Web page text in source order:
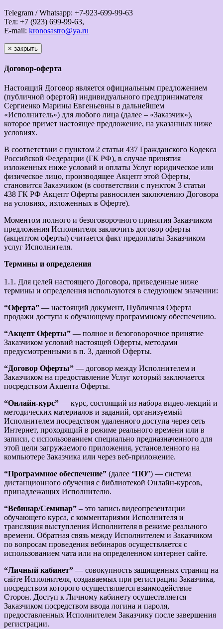
Telegram / Whatsapp: +7-923-699-99-63
Тел: +7 (923) 699-99-63,
E-mail: kronosastro@ya.ru
× закрыть
Договор-оферта
Настоящий Договор является официальным предложением
(публичной офертой) индивидуального предпринимателя
Сергиенко Марины Евгеньевны в дальнейшем
«Исполнитель») для любого лица (далее – «Заказчик»),
которое примет настоящее предложение, на указанных ниже
условиях.
В соответствии с пунктом 2 статьи 437 Гражданского Кодекса
Российской Федерации (ГК РФ), в случае принятия
изложенных ниже условий и оплаты Услуг юридическое или
физическое лицо, производящее Акцепт этой Оферты,
становится Заказчиком (в соответствии с пунктом 3 статьи
438 ГК РФ Акцепт Оферты равносилен заключению Договора
на условиях, изложенных в Оферте).
Моментом полного и безоговорочного принятия Заказчиком
предложения Исполнителя заключить договор оферты
(акцептом оферты) считается факт предоплаты Заказчиком
услуг Исполнителя.
Термины и определения
1.1. Для целей настоящего Договора, приведенные ниже
термины и определения используются в следующем значении:
“Оферта” — настоящий документ, Публичная Оферта
продажи доступа к обучающему программному обеспечению.
“Акцепт Оферты” — полное и безоговорочное принятие
Заказчиком условий настоящей Оферты, методами
предусмотренными в п. 3, данной Оферты.
“Договор Оферты” — договор между Исполнителем и
Заказчиком на предоставление Услуг который заключается
посредством Акцепта Оферты.
“Онлайн-курс” — курс, состоящий из набора видео-лекций и
методических материалов и заданий, организуемый
Исполнителем посредством удаленного доступа через сеть
Интернет, проходящий в режиме реального времени или в
записи, с использованием специально предназначенного для
этой цели загружаемого приложения, установленного на
компьютере Заказчика или через веб-приложение.
“Программное обеспечение” (далее “ПО”) — система
дистанционного обучения с библиотекой Онлайн-курсов,
принадлежащих Исполнителю.
“Вебинар/Семинар” – это запись видеопрезентации
обучающего курса, с комментариями Исполнителя и
трансляция выступления Исполнителя в режиме реального
времени. Обратная связь между Исполнителем и Заказчиком
по вопросам проведения вебинаров осуществляется с
использованием чата или на определенном интернет сайте.
“Личный кабинет” — совокупность защищенных страниц на
сайте Исполнителя, создаваемых при регистрации Заказчика,
посредством которого осуществляется взаимодействие
Сторон. Доступ к Личному кабинету осуществляется
Заказчиком посредством ввода логина и пароля,
предоставленных Исполнителем Заказчику после завершения
регистрации.